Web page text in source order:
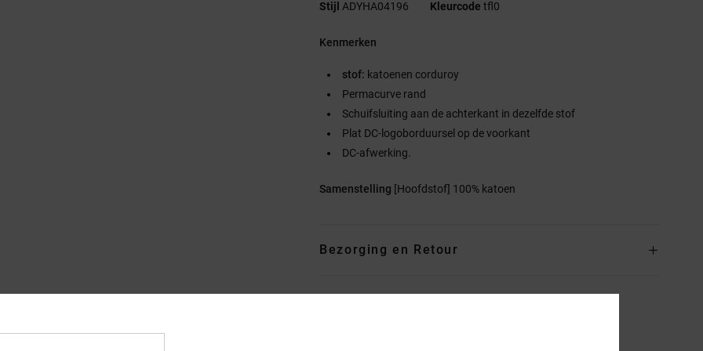
Stijl ADYHA04196 Kleurcode tfl0
Kenmerken
stof: katoenen corduroy
Permacurve rand
Schuifsluiting aan de achterkant in dezelfde stof
Plat DC-logoborduursel op de voorkant
DC-afwerking.
Samenstelling [Hoofdstof] 100% katoen
Bezorging en Retour